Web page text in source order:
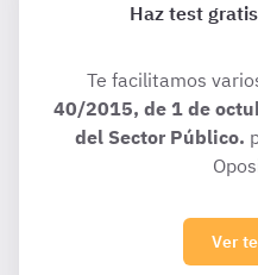
Haz test
Te facilitamos
40/2015, de 1 de
del Sector Público.
Ver